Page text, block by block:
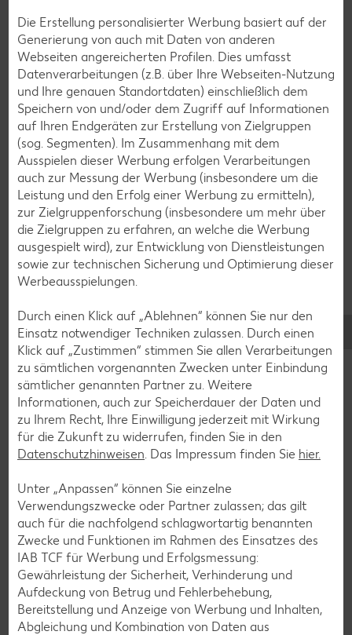
Eis-Rezepte
Pfannkuchen-Rezepte
Plätzchen-Rezepte
Smoothie-Rezepte
Bowle-Rezepte
Cocktail-Rezepte
Avocado-Rezepte
Erdbeer-Rezepte
Blaubeer-Rezepte
Bananen-Rezepte
Zurück zu allen Rezepten
Die Erstellung personalisierter Werbung basiert auf der
Generierung von auch mit Daten von anderen
Webseiten angereicherten Profilen. Dies umfasst
Datenverarbeitungen (z.B. über Ihre Webseiten-Nutzung
und Ihre genauen Standortdaten) einschließlich dem
Speichern von und/oder dem Zugriff auf Informationen
auf Ihren Endgeräten zur Erstellung von Zielgruppen
(sog. Segmenten). Im Zusammenhang mit dem
Ausspielen dieser Werbung erfolgen Verarbeitungen
auch zur Messung der Werbung (insbesondere um die
Leistung und den Erfolg einer Werbung zu ermitteln),
zur Zielgruppenforschung (insbesondere um mehr über
die Zielgruppen zu erfahren, an welche die Werbung
ausgespielt wird), zur Entwicklung von Dienstleistungen
sowie zur technischen Sicherung und Optimierung dieser
Werbeausspielungen.
Durch einen Klick auf „Ablehnen“ können Sie nur den
Einsatz notwendiger Techniken zulassen. Durch einen
Klick auf „Zustimmen“ stimmen Sie allen Verarbeitungen
zu sämtlichen vorgenannten Zwecken unter Einbindung
sämtlicher genannten Partner zu. Weitere
Informationen, auch zur Speicherdauer der Daten und
zu Ihrem Recht, Ihre Einwilligung jederzeit mit Wirkung
für die Zukunft zu widerrufen, finden Sie in den
Datenschutzhinweisen . Das Impressum finden Sie hier.
Unter „Anpassen“ können Sie einzelne
Verwendungszwecke oder Partner zulassen; das gilt
auch für die nachfolgend schlagwortartig benannten
Zwecke und Funktionen im Rahmen des Einsatzes des
IAB TCF für Werbung und Erfolgsmessung:
Gewährleistung der Sicherheit, Verhinderung und
Aufdeckung von Betrug und Fehlerbehebung,
Bereitstellung und Anzeige von Werbung und Inhalten,
Abgleichung und Kombination von Daten aus